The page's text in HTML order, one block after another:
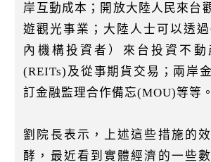
岸互動成本；開放大陸人民來台
遊觀光事業；大陸人士可以透
內機構投資者）來台投資不動
(REITs)及從事期貨交易；兩岸
訂金融監理合作備忘(MOU)等等。
劉院長表示，上述這些措施的
酵，最近看到實體經濟的一些